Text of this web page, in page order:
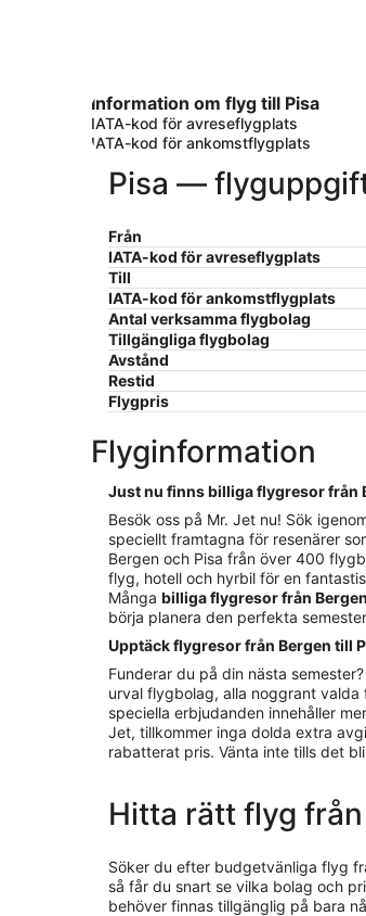
Information om flyg till Pisa
IATA-kod för avreseflygplats
IATA-kod för ankomstflygplats
Pisa —
Från
IATA-kod för avreseflygplats
Till
IATA-kod för ankomstflygplats
Antal verksamma flygbolag
Tillgängliga flygbolag
Avstånd
Restid
Flygpris
Flyginformation
Just nu finns billiga flygresor från
Besök oss på Mr. Jet nu! Sök
speciellt framtagna för resenärer
Bergen och Pisa från över 400
flyg, hotell och hyrbil för en
Många billiga flygresor från
börja planera den perfekta
Upptäck flygresor från Bergen till
Funderar du på din nästa
urval flygbolag, alla noggrant
speciella erbjudanden innehåller
Jet, tillkommer inga dolda extra
rabatterat pris. Vänta inte tills det
Hitta rätt flyg
Söker du efter budgetvänliga flyg
så får du snart se vilka bolag och
behöver finnas tillgänglig på bara